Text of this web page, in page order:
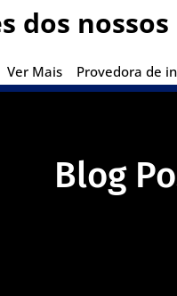
dos
Ver Mais Provedora de
Blog